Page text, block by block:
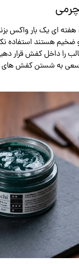
ای یک بار واکس
ضخیم هستند استفاده
را داخل کفش قرار
به شستن کفش های